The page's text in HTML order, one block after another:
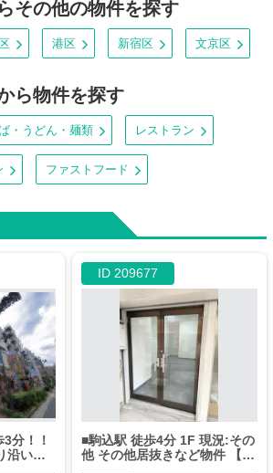
その他の物件を探す
港区 新宿区 文京区
ら物件を探す
・うどん・麺類 レストラン
ファストフード
3分！！
沿い・
ID 209677
■駒込駅 徒歩4分 1F 現況:その
他 その他居抜きなど物件 【業